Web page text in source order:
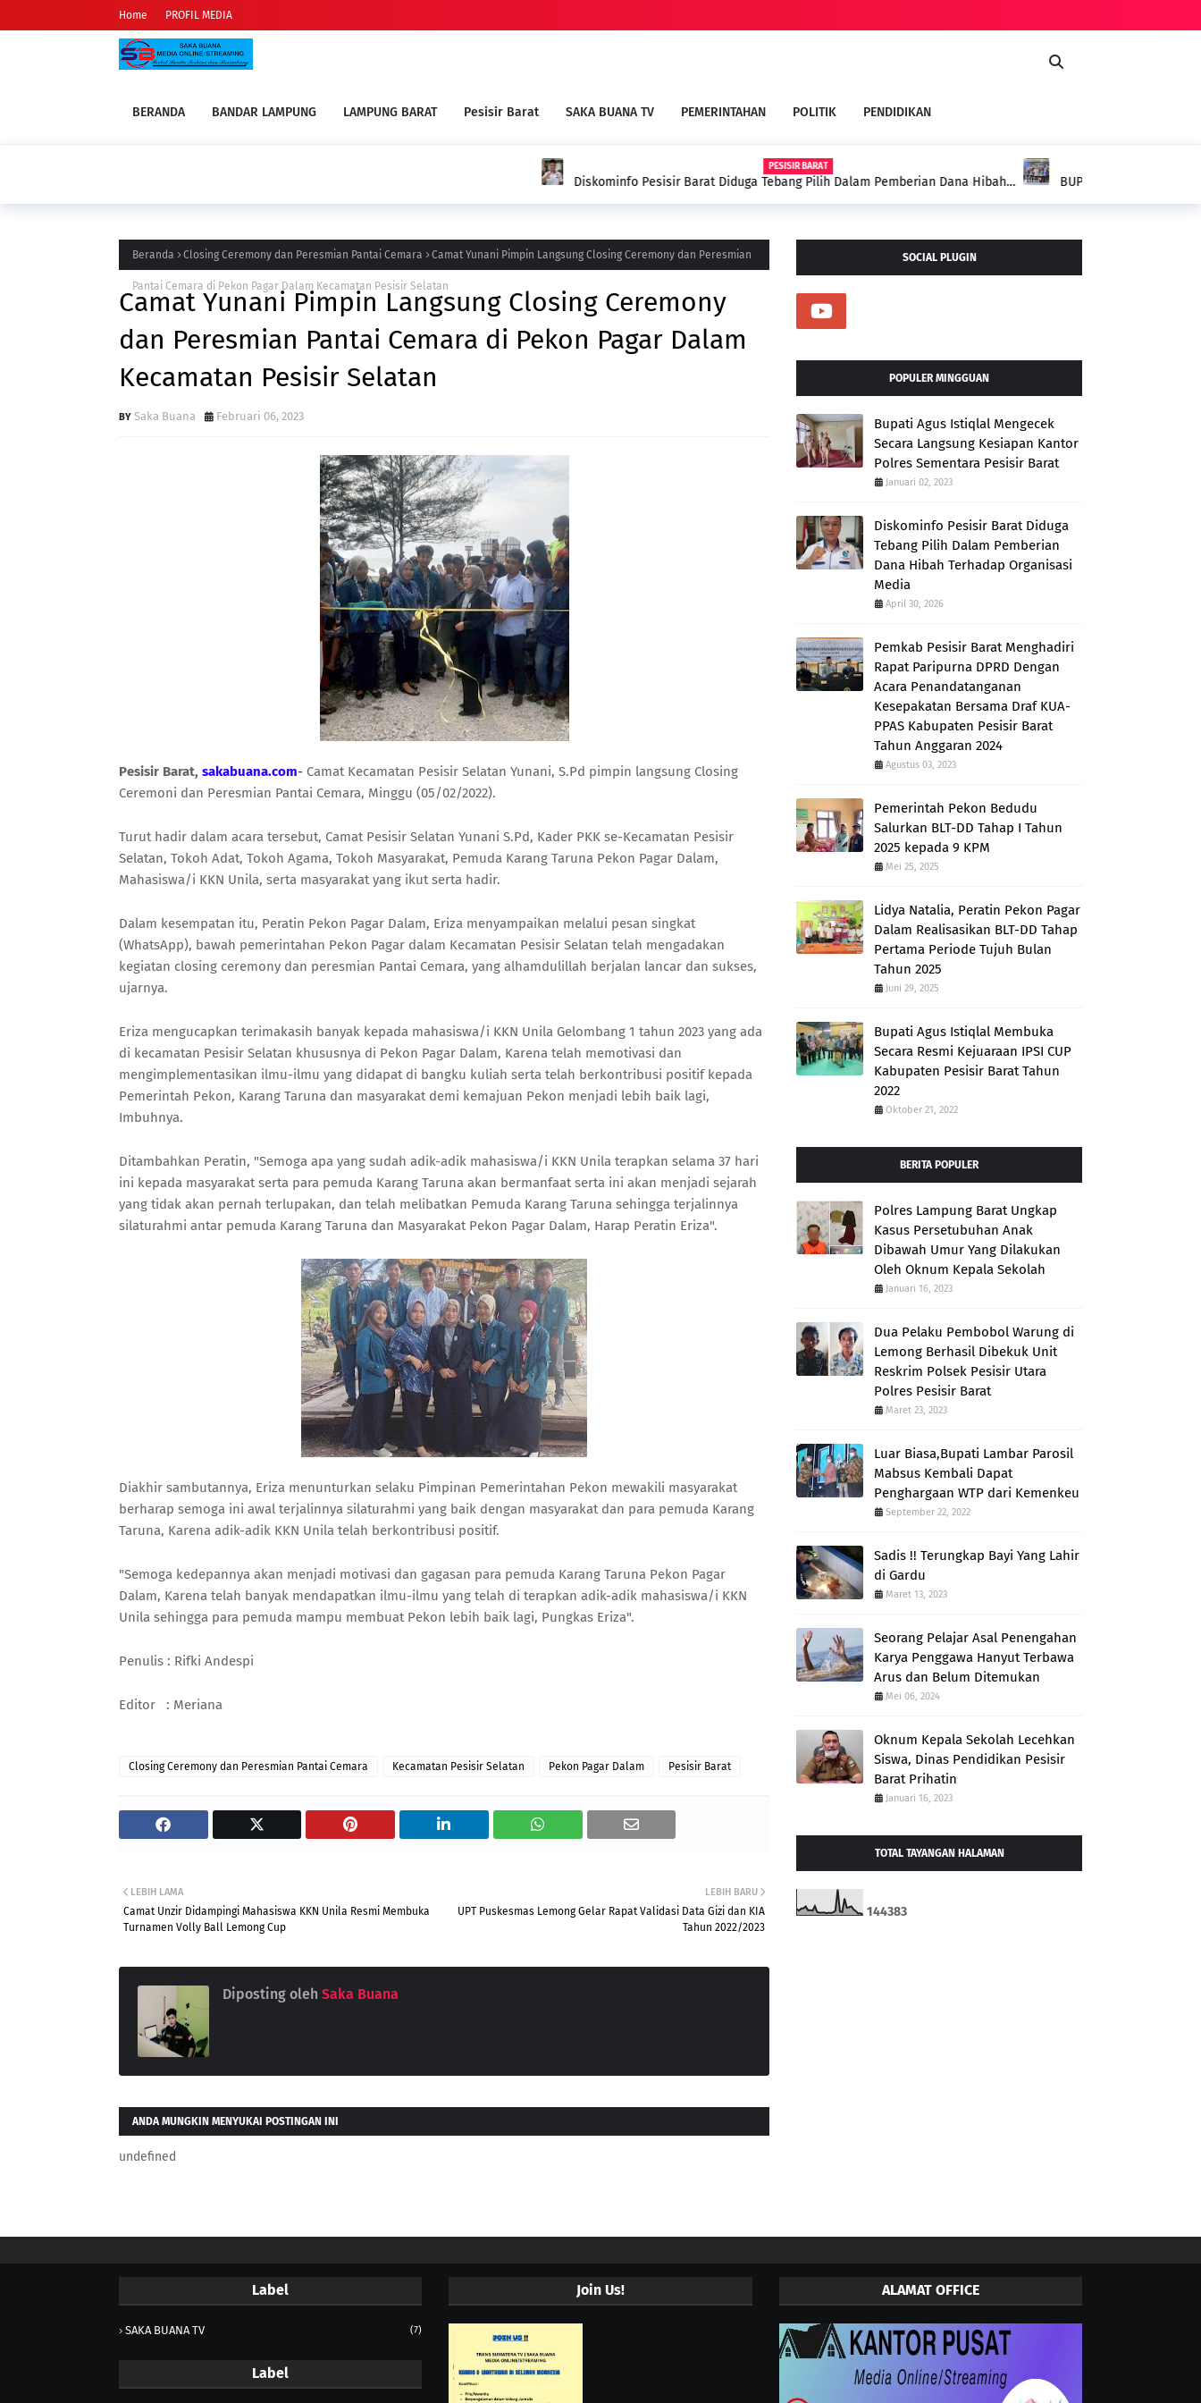
Home PROFIL MEDIA
BERANDA BANDAR LAMPUNG LAMPUNG BARAT Pesisir Barat SAKA BUANA TV PEMERINTAHAN POLITIK PENDIDIKAN
Diskominfo Pesisir Barat Diduga Tebang Pilih Dalam Pemberian Dana Hibah
BUPATI DEDI IRAWAN HADIRI HALAL BIHALAL PERANTAU SUMBAGSEL DI
Beranda Closing Ceremony dan Peresmian Pantai Cemara Camat Yunani Pimpin Langsung Closing Ceremony dan Peresmian
Pantai Cemara di Pekon Pagar Dalam Kecamatan Pesisir Selatan
Camat Yunani Pimpin Langsung Closing Ceremony
dan Peresmian Pantai Cemara di Pekon Pagar Dalam
Kecamatan Pesisir Selatan
Saka Buana Februari 06, 2023
Pesisir Barat, sakabuana.com- Camat Kecamatan Pesisir Selatan Yunani, S.Pd pimpin langsung Closing
Ceremoni dan Peresmian Pantai Cemara, Minggu (05/02/2022).
Turut hadir dalam acara tersebut, Camat Pesisir Selatan Yunani S.Pd, Kader PKK se-Kecamatan Pesisir
Selatan, Tokoh Adat, Tokoh Agama, Tokoh Masyarakat, Pemuda Karang Taruna Pekon Pagar Dalam,
Mahasiswa/i KKN Unila, serta masyarakat yang ikut serta hadir.
Dalam kesempatan itu, Peratin Pekon Pagar Dalam, Eriza menyampaikan melalui pesan singkat
(WhatsApp), bawah pemerintahan Pekon Pagar dalam Kecamatan Pesisir Selatan telah mengadakan
kegiatan closing ceremony dan peresmian Pantai Cemara, yang alhamdulillah berjalan lancar dan sukses,
ujarnya.
Eriza mengucapkan terimakasih banyak kepada mahasiswa/i KKN Unila Gelombang 1 tahun 2023 yang ada
di kecamatan Pesisir Selatan khususnya di Pekon Pagar Dalam, Karena telah memotivasi dan
mengimplementasikan ilmu-ilmu yang didapat di bangku kuliah serta telah berkontribusi positif kepada
Pemerintah Pekon, Karang Taruna dan masyarakat demi kemajuan Pekon menjadi lebih baik lagi,
Imbuhnya.
Ditambahkan Peratin, "Semoga apa yang sudah adik-adik mahasiswa/i KKN Unila terapkan selama 37 hari
ini kepada masyarakat serta para pemuda Karang Taruna akan bermanfaat serta ini akan menjadi sejarah
yang tidak akan pernah terlupakan, dan telah melibatkan Pemuda Karang Taruna sehingga terjalinnya
silaturahmi antar pemuda Karang Taruna dan Masyarakat Pekon Pagar Dalam, Harap Peratin Eriza".
Diakhir sambutannya, Eriza menunturkan selaku Pimpinan Pemerintahan Pekon mewakili masyarakat
berharap semoga ini awal terjalinnya silaturahmi yang baik dengan masyarakat dan para pemuda Karang
Taruna, Karena adik-adik KKN Unila telah berkontribusi positif.
"Semoga kedepannya akan menjadi motivasi dan gagasan para pemuda Karang Taruna Pekon Pagar
Dalam, Karena telah banyak mendapatkan ilmu-ilmu yang telah di terapkan adik-adik mahasiswa/i KKN
Unila sehingga para pemuda mampu membuat Pekon lebih baik lagi, Pungkas Eriza".
Penulis : Rifki Andespi
Editor : Meriana
Closing Ceremony dan Peresmian Pantai Cemara Kecamatan Pesisir Selatan Pekon Pagar Dalam Pesisir Barat
LEBIH BARU
UPT Puskesmas Lemong Gelar Rapat Validasi Data Gizi dan KIA
Tahun 2022/2023
LEBIH LAMA
Camat Unzir Didampingi Mahasiswa KKN Unila Resmi Membuka
Turnamen Volly Ball Lemong Cup
Diposting oleh Saka Buana
ANDA MUNGKIN MENYUKAI POSTINGAN INI
undefined
SOCIAL PLUGIN
POPULER MINGGUAN
Bupati Agus Istiqlal Mengecek
Secara Langsung Kesiapan Kantor
Polres Sementara Pesisir Barat
Januari 02, 2023
Diskominfo Pesisir Barat Diduga
Tebang Pilih Dalam Pemberian
Dana Hibah Terhadap Organisasi
Media
April 30, 2026
Pemkab Pesisir Barat Menghadiri
Rapat Paripurna DPRD Dengan
Acara Penandatanganan
Kesepakatan Bersama Draf KUA-
PPAS Kabupaten Pesisir Barat
Tahun Anggaran 2024
Agustus 03, 2023
Pemerintah Pekon Bedudu
Salurkan BLT-DD Tahap I Tahun
2025 kepada 9 KPM
Mei 25, 2025
Lidya Natalia, Peratin Pekon Pagar
Dalam Realisasikan BLT-DD Tahap
Pertama Periode Tujuh Bulan
Tahun 2025
Juni 29, 2025
Bupati Agus Istiqlal Membuka
Secara Resmi Kejuaraan IPSI CUP
Kabupaten Pesisir Barat Tahun
2022
Oktober 21, 2022
BERITA POPULER
Polres Lampung Barat Ungkap
Kasus Persetubuhan Anak
Dibawah Umur Yang Dilakukan
Oleh Oknum Kepala Sekolah
Januari 16, 2023
Dua Pelaku Pembobol Warung di
Lemong Berhasil Dibekuk Unit
Reskrim Polsek Pesisir Utara
Polres Pesisir Barat
Maret 23, 2023
Luar Biasa,Bupati Lambar Parosil
Mabsus Kembali Dapat
Penghargaan WTP dari Kemenkeu
September 22, 2022
Sadis !! Terungkap Bayi Yang Lahir
di Gardu
Maret 13, 2023
Seorang Pelajar Asal Penengahan
Karya Penggawa Hanyut Terbawa
Arus dan Belum Ditemukan
Mei 06, 2024
Oknum Kepala Sekolah Lecehkan
Siswa, Dinas Pendidikan Pesisir
Barat Prihatin
Januari 16, 2023
TOTAL TAYANGAN HALAMAN
144383
Label
SAKA BUANA TV (7)
Label
Join Us! ALAMAT OFFICE